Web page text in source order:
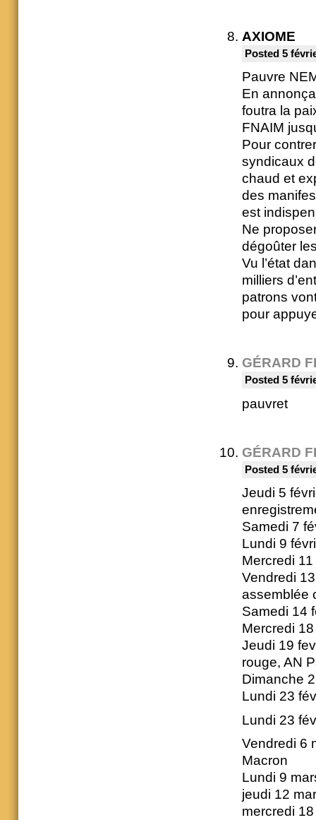
AXIOME
Posted 5
Pauvre
En
foutra la
FNAIM
Pour
syndicaux
chaud et
des
est
Ne
dégoûter
Vu l’état
milliers
patrons
pour
GÉRARD
Posted 5
pauvret
GÉRARD
Posted 5
Jeudi 5
Samedi 7
Lundi 9
Mercredi
Vendredi
assemblée
Samedi 14
Mercredi
Jeudi 19
rouge, AN
Dimanche
Lundi 23
Lundi 23
Vendredi 6
Macron
Lundi 9
jeudi 12
mercredi